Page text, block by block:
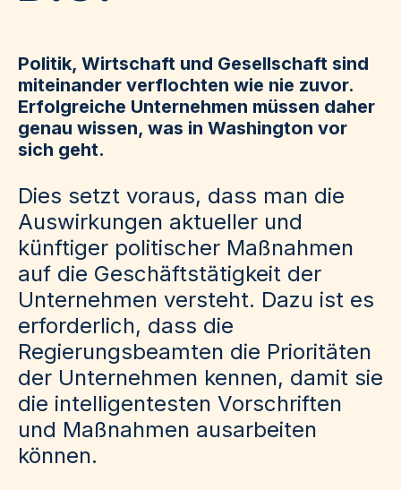
Politik, Wirtschaft und Gesellschaft sind
miteinander verflochten wie nie zuvor.
Erfolgreiche Unternehmen müssen daher
genau wissen, was in Washington vor
sich geht.
Dies setzt voraus, dass man die
Auswirkungen aktueller und
künftiger politischer Maßnahmen
auf die Geschäftstätigkeit der
Unternehmen versteht. Dazu ist es
erforderlich, dass die
Regierungsbeamten die Prioritäten
der Unternehmen kennen, damit sie
die intelligentesten Vorschriften
und Maßnahmen ausarbeiten
können.